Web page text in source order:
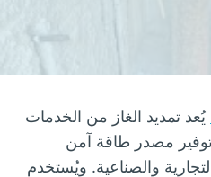
يُعد تمديد الغاز من الخدمات
مصدر طاقة آمن
والصناعية. ويُستخدم